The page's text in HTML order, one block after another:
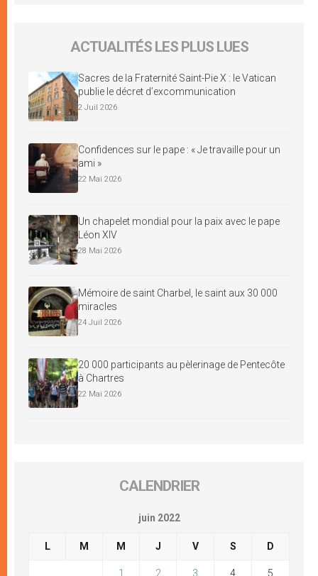
ACTUALITÉS LES PLUS LUES
Sacres de la Fraternité Saint-Pie X : le Vatican
publie le décret d’excommunication
2 Juil 2026
Confidences sur le pape : « Je travaille pour un
ami »
22 Mai 2026
Un chapelet mondial pour la paix avec le pape
Léon XIV
28 Mai 2026
Mémoire de saint Charbel, le saint aux 30 000
miracles
24 Juil 2026
20 000 participants au pèlerinage de Pentecôte
à Chartres
22 Mai 2026
CALENDRIER
juin 2022
L M M J V S D
1 2 3 4 5